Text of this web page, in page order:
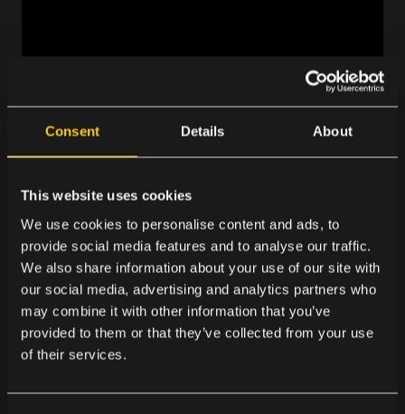
Consent Details About
This website uses cookies
We use cookies to personalise content and ads, to
provide social media features and to analyse our traffic.
We also share information about your use of our site with
our social media, advertising and analytics partners who
may combine it with other information that you’ve
provided to them or that they’ve collected from your use
of their services.
NÄR BRANSCHEN BEHÖVER
RIKTNING
SWEDMA Kompassen samlar rätt personer
kring rätt frågor
________________________________________________
___________
INSIKTER * ERFARENHETSUTBYTE *
LÄS MER OM SWEDMA KOMPASSEN